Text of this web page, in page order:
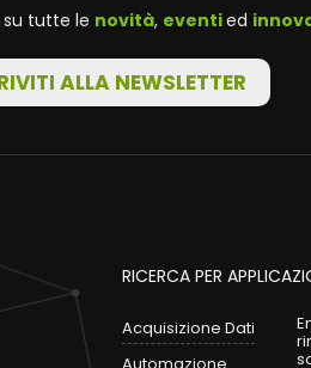
su tutte le novità, eventied
ALLA NEWSLETTER
RICERCA PER
Acquisizione Dati